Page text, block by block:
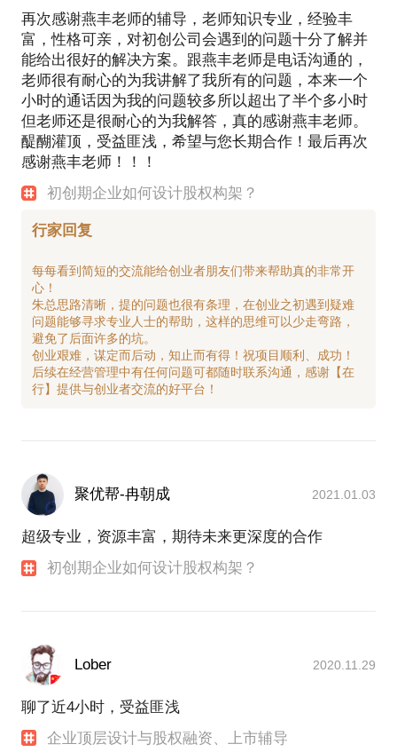
再次感谢燕丰老师的辅导，老师知识专业，经验丰
富，性格可亲，对初创公司会遇到的问题十分了解并
能给出很好的解决方案。跟燕丰老师是电话沟通的，
老师很有耐心的为我讲解了我所有的问题，本来一个
小时的通话因为我的问题较多所以超出了半个多小时
但老师还是很耐心的为我解答，真的感谢燕丰老师。
醍醐灌顶，受益匪浅，希望与您长期合作！最后再次
感谢燕丰老师！！！
初创期企业如何设计股权构架？
行家回复
每每看到简短的交流能给创业者朋友们带来帮助真的非常开
心！
朱总思路清晰，提的问题也很有条理，在创业之初遇到疑难
问题能够寻求专业人士的帮助，这样的思维可以少走弯路，
避免了后面许多的坑。
创业艰难，谋定而后动，知止而有得！祝项目顺利、成功！
后续在经营管理中有任何问题可都随时联系沟通，感谢【在
聚优帮-冉朝成 2021.01.03
超级专业，资源丰富，期待未来更深度的合作
初创期企业如何设计股权构架？
Lober 2020.11.29
聊了近4小时，受益匪浅
企业顶层设计与股权融资、上市辅导